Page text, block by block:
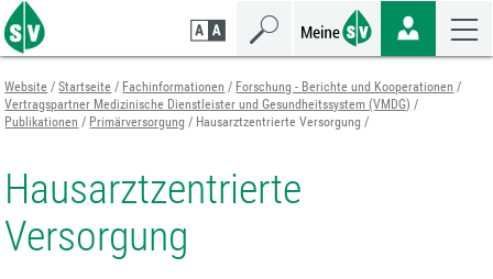
Zum
Seiteninhalt
springen
Zur
Navigation
springen
Zur
Mobilen
Navigation
springen
Website Startseite Fachinformationen
Forschung - Berichte und Kooperationen
Vertragspartner Medizinische Dienstleister und Gesundheitssystem (VMDG)
Publikationen
Primärversorgung Hausarztzentrierte Versorgung
Hausarztzentrierte
Versorgung